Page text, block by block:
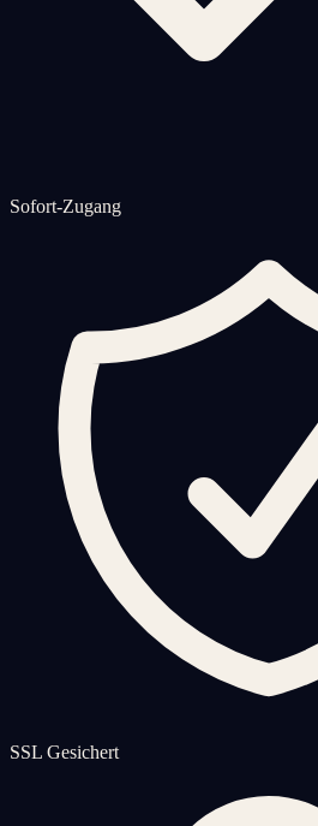
Sofort-Zugang
SSL Gesichert